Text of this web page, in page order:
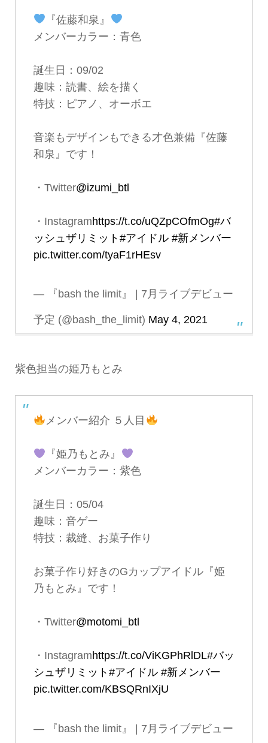
『佐藤和泉』
メンバーカラー：青色
誕生日：09/02
趣味：読書、絵を描く
特技：ピアノ、オーボエ
音楽もデザインもできる才色兼備『佐藤
和泉』です！
・Twitter@izumi_btl
・Instagramhttps://t.co/uQZpCOfmOg#バ
ッシュザリミット #アイドル #新メンバー
pic.twitter.com/tyaF1rHEsv
— 『bash the limit』 | 7月ライブデビュー
予定 (@bash_the_limit) May 4, 2021
紫色担当の姫乃もとみ
メンバー紹介 ５人目
『姫乃もとみ』
メンバーカラー：紫色
誕生日：05/04
趣味：音ゲー
特技：裁縫、お菓子作り
お菓子作り好きのGカップアイドル『姫
乃もとみ』です！
・Twitter@motomi_btl
・Instagramhttps://t.co/ViKGPhRlDL#バッ
シュザリミット #アイドル #新メンバー
pic.twitter.com/KBSQRnIXjU
— 『bash the limit』 | 7月ライブデビュー